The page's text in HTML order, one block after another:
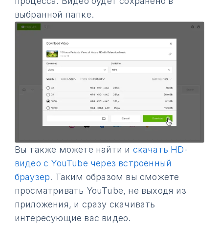
выбранной папке.
Вы также можете найти и скачать HD-
видео с YouTube через встроенный
браузер. Таким образом вы сможете
просматривать YouTube, не выходя из
приложения, и сразу скачивать
интересующие вас видео.